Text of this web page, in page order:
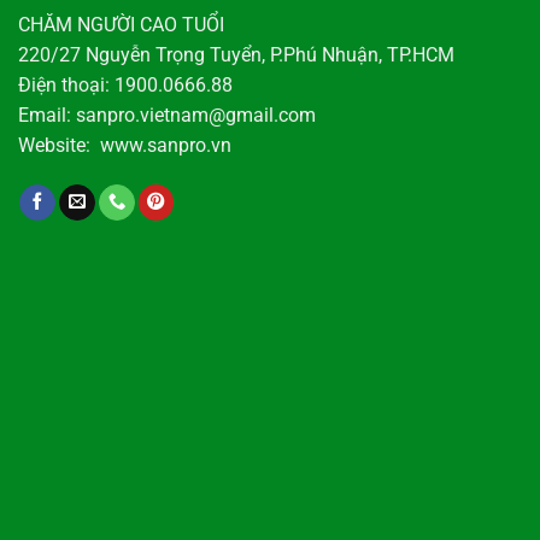
CHĂM NGƯỜI CAO TUỔI
220/27 Nguyễn Trọng Tuyển, P.Phú Nhuận, TP.HCM
Điện thoại: 1900.0666.88
Email: sanpro.vietnam@gmail.com
Website: www.sanpro.vn